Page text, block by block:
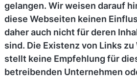
gelangen. Wir weisen darauf
diese Webseiten keinen
daher auch nicht für deren
sind. Die Existenz von Links
stellt keine Empfehlung für
betreibenden Unternehmen